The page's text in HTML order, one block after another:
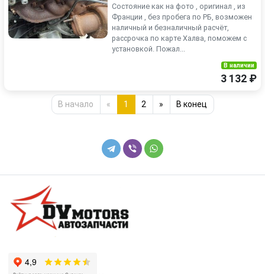
Состояние как на фото , оригинал , из
Франции , без пробега по РБ, возможен
наличный и безналичный расчёт,
рассрочка по карте Халва, поможем с
установкой. Пожал...
В наличии
3 132 ₽
В начало « 1 2 » В конец